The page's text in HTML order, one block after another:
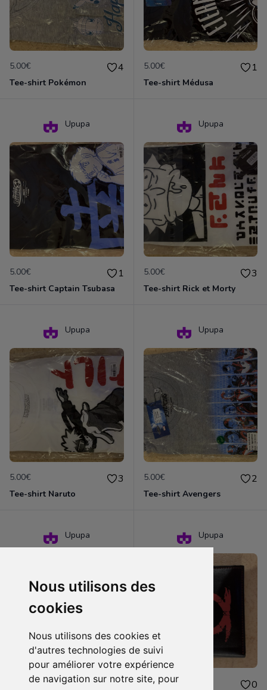
Nous utilisons des
cookies
Nous utilisons des cookies et
d'autres technologies de suivi
pour améliorer votre expérience
de navigation sur notre site, pour
5.00€ 4
Tee-shirt Pokémon
5.00€ 1
Tee-shirt Médusa
Upupa
5.00€ 1
Tee-shirt Captain Tsubasa
Upupa
5.00€ 3
Tee-shirt Rick et Morty
Upupa
5.00€ 3
Tee-shirt Naruto
Upupa
5.00€ 2
Tee-shirt Avengers
Upupa
5.00€ 0
Upupa
8.00€ 0